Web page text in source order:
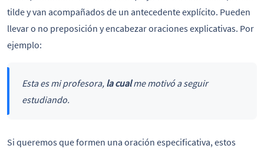
tilde y van acompañados de un antecedente explícito. Pueden
llevar o no preposición y encabezar oraciones explicativas. Por
ejemplo:
Esta es mi profesora, la cualme motivó a seguir
estudiando.
Si queremos que formen una oración especificativa, estos